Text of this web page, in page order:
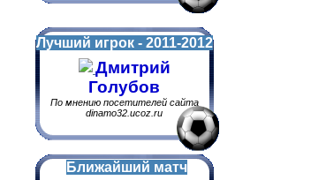
Лучший игрок - 2011-2012
Дмитрий
Голубов
По мнению посетителей сайта
dinamo32.ucoz.ru
Ближайший матч